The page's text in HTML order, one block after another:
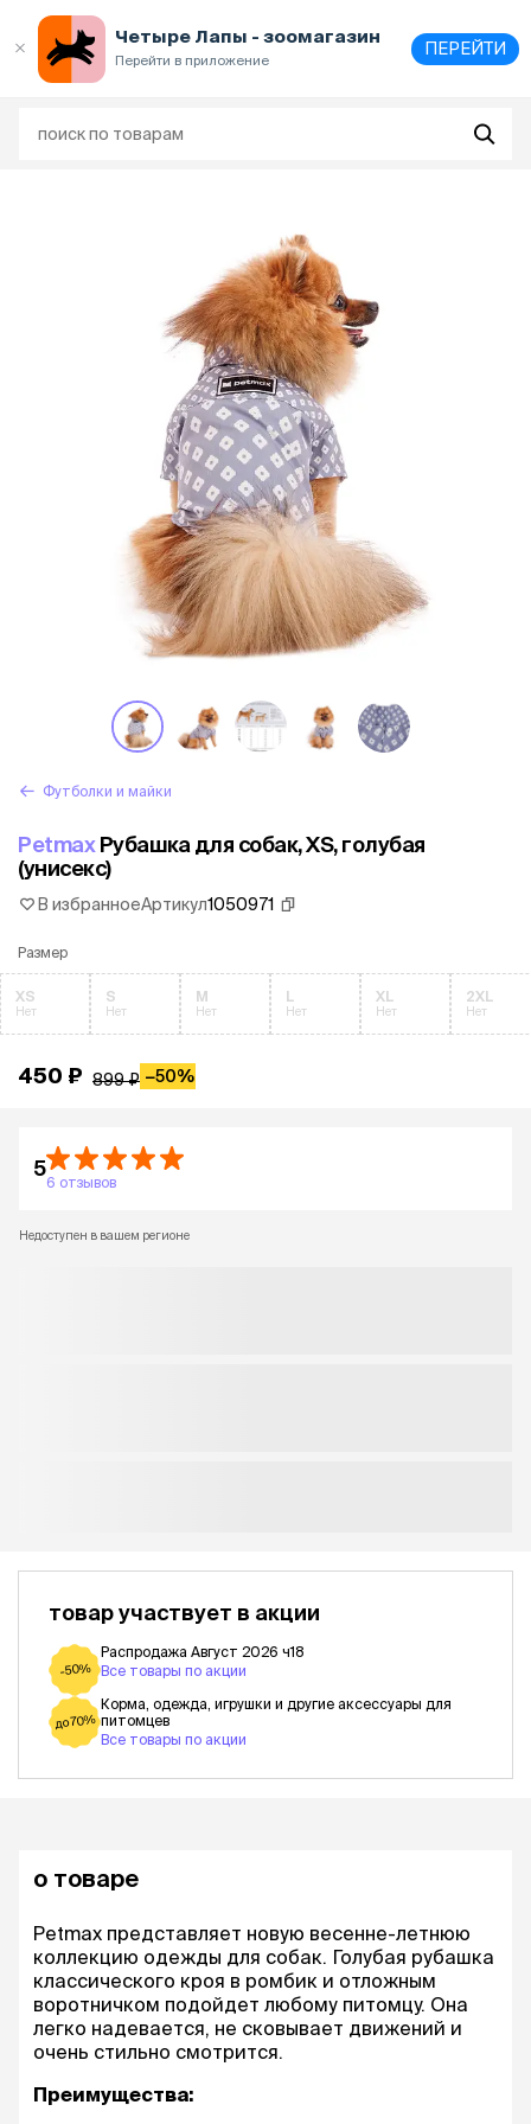
Четыре Лапы - зоомагазин
Перейти в приложение
ПЕРЕЙТИ
Футболки и майки
PetmaxРубашка для собак, XS, голубая
(унисекс)
В избранноеАртикул1050971
Размер
XS
Нет
S
Нет
M
Нет
L
Нет
XL
Нет
2XL
Нет
450 ₽ 899 ₽ −50%
5
6 отзывов
Недоступен в вашем регионе
товар участвует в акции
-50%
Распродажа Август 2026 ч18
Все товары по акции
до 70%
Корма, одежда, игрушки и другие аксессуары для
питомцев
Все товары по акции
о товаре
Petmax представляет новую весенне-летнюю
коллекцию одежды для собак. Голубая рубашка
классического кроя в ромбик и отложным
воротничком подойдет любому питомцу. Она
легко надевается, не сковывает движений и
очень стильно смотрится.
Преимущества: